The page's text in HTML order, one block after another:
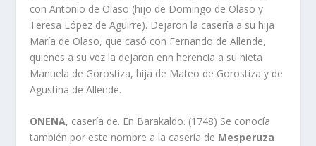
con Antonio de Olaso (hijo de Domingo de Olaso y
Teresa López de Aguirre). Dejaron la caserí­a a su hija
Marí­a de Olaso, que casó con Fernando de Allende,
quienes a su vez la dejaron enn herencia a su nieta
Manuela de Gorostiza, hija de Mateo de Gorostiza y de
Agustina de Allende.
ONENA, caserí­a de. En Barakaldo. (1748) Se conocí­a
también por este nombre a la caserí­a de Mesperuza